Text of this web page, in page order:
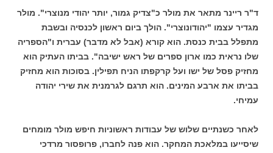
ד"ר ריינר מתאר את מולר כ"צדיק גמור, יותר יהודי מנוצרי". מולר
מגדיר עצמו "יהודונוצרי". הולך ביום ראשון לכנסיה ובשבת
מתפלל בבית כנסת. הוא קורא (אבל לא מדבר) עברית ו"הספריה
שלו נראית כמו ארון ספרים של ראש ישיבה". בביתו העתיק הוא
מחזיק פסל של ישו ועל קרקפתו הניח תפילין. בסוכות הוא מחזיק
בביתו את ארבע המינים. הוא תרגם לגרמנית את שירי יהודה
עמיחי.
לאחר כשנתיים שלוש של עבודות ראשוניות חיפש מולר מומחים
שיסייעו במלאכת המחקר. הוא פנה לחברו, פרופסור מרדכי